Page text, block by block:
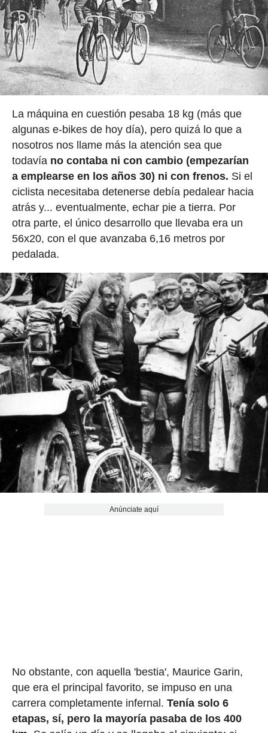
La máquina en cuestión pesaba 18 kg (más que
algunas e-bikes de hoy día), pero quizá lo que a
nosotros nos llame más la atención sea que
todavía no contaba ni con cambio (empezarían
a emplearse en los años 30) ni con frenos. Si el
ciclista necesitaba detenerse debía pedalear hacia
atrás y... eventualmente, echar pie a tierra. Por
otra parte, el único desarrollo que llevaba era un
56x20, con el que avanzaba 6,16 metros por
pedalada.
Anúnciate aquí
No obstante, con aquella 'bestia', Maurice Garin,
que era el principal favorito, se impuso en una
carrera completamente infernal. Tenía solo 6
etapas, sí, pero la mayoría pasaba de los 400